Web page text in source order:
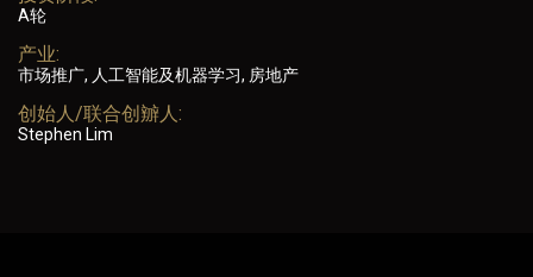
A轮
产业:
市场推广, 人工智能及机器学习, 房地产
创始人/联合创辧人:
Stephen Lim